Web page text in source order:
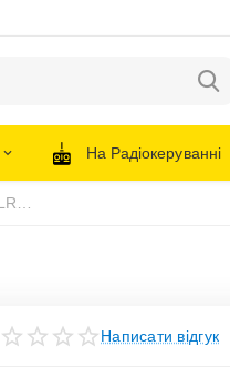
На Радіокеруванні
Написати відгук